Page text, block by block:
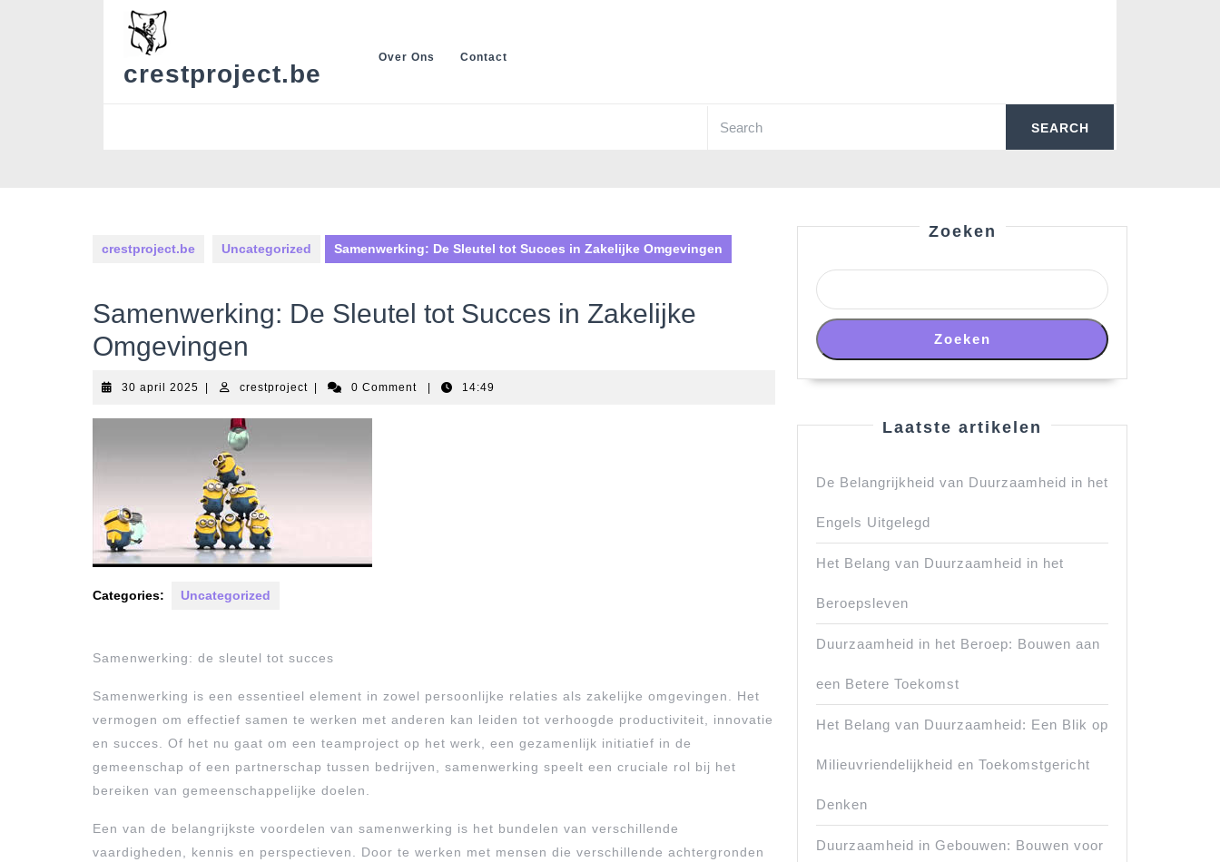
crestproject.be
Over Ons Contact
Search
crestproject.be Uncategorized Samenwerking: De Sleutel tot Succes in Zakelijke Omgevingen
Samenwerking: De Sleutel tot Succes in Zakelijke
Omgevingen
30 april 2025 30
2025
crestprojectcrestproject0 Comment 14:49
Categories: Uncategorized
Samenwerking: de sleutel tot succes
Samenwerking is een essentieel element in zowel persoonlijke relaties als zakelijke omgevingen. Het
vermogen om effectief samen te werken met anderen kan leiden tot verhoogde productiviteit, innovatie
en succes. Of het nu gaat om een teamproject op het werk, een gezamenlijk initiatief in de
gemeenschap of een partnerschap tussen bedrijven, samenwerking speelt een cruciale rol bij het
bereiken van gemeenschappelijke doelen.
Een van de belangrijkste voordelen van samenwerking is het bundelen van verschillende
vaardigheden, kennis en perspectieven. Door te werken met mensen die verschillende achtergronden
Zoeken
Zoeken
Laatste artikelen
De Belangrijkheid van Duurzaamheid in het
Engels Uitgelegd
Het Belang van Duurzaamheid in het
Beroepsleven
Duurzaamheid in het Beroep: Bouwen aan
een Betere Toekomst
Het Belang van Duurzaamheid: Een Blik op
Milieuvriendelijkheid en Toekomstgericht
Denken
Duurzaamheid in Gebouwen: Bouwen voor